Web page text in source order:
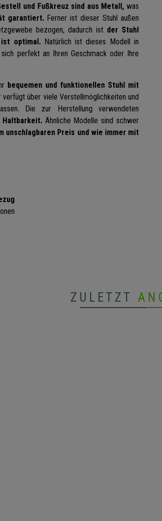
und Fußkreuz sind aus Metall, was
garantiert. Ferner ist dieser Stuhl außen
bezogen, dadurch ist der Stuhl
optimal. Natürlich ist dieses Modell in
perfekt an Ihren Geschmack oder Ihre
bequemen und funktionellen Stuhl mit
verfügt über viele Verstellmöglichkeiten und
Die zur Herstellung verwendeten
Haltbarkeit. Ähnliche Modelle sind schwer
unschlagbaren Preis und wie immer mit
ZULETZT